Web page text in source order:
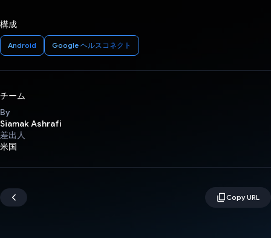
構成
Android Google ヘルスコネクト
チーム
By
Siamak Ashrafi
差出人
米国